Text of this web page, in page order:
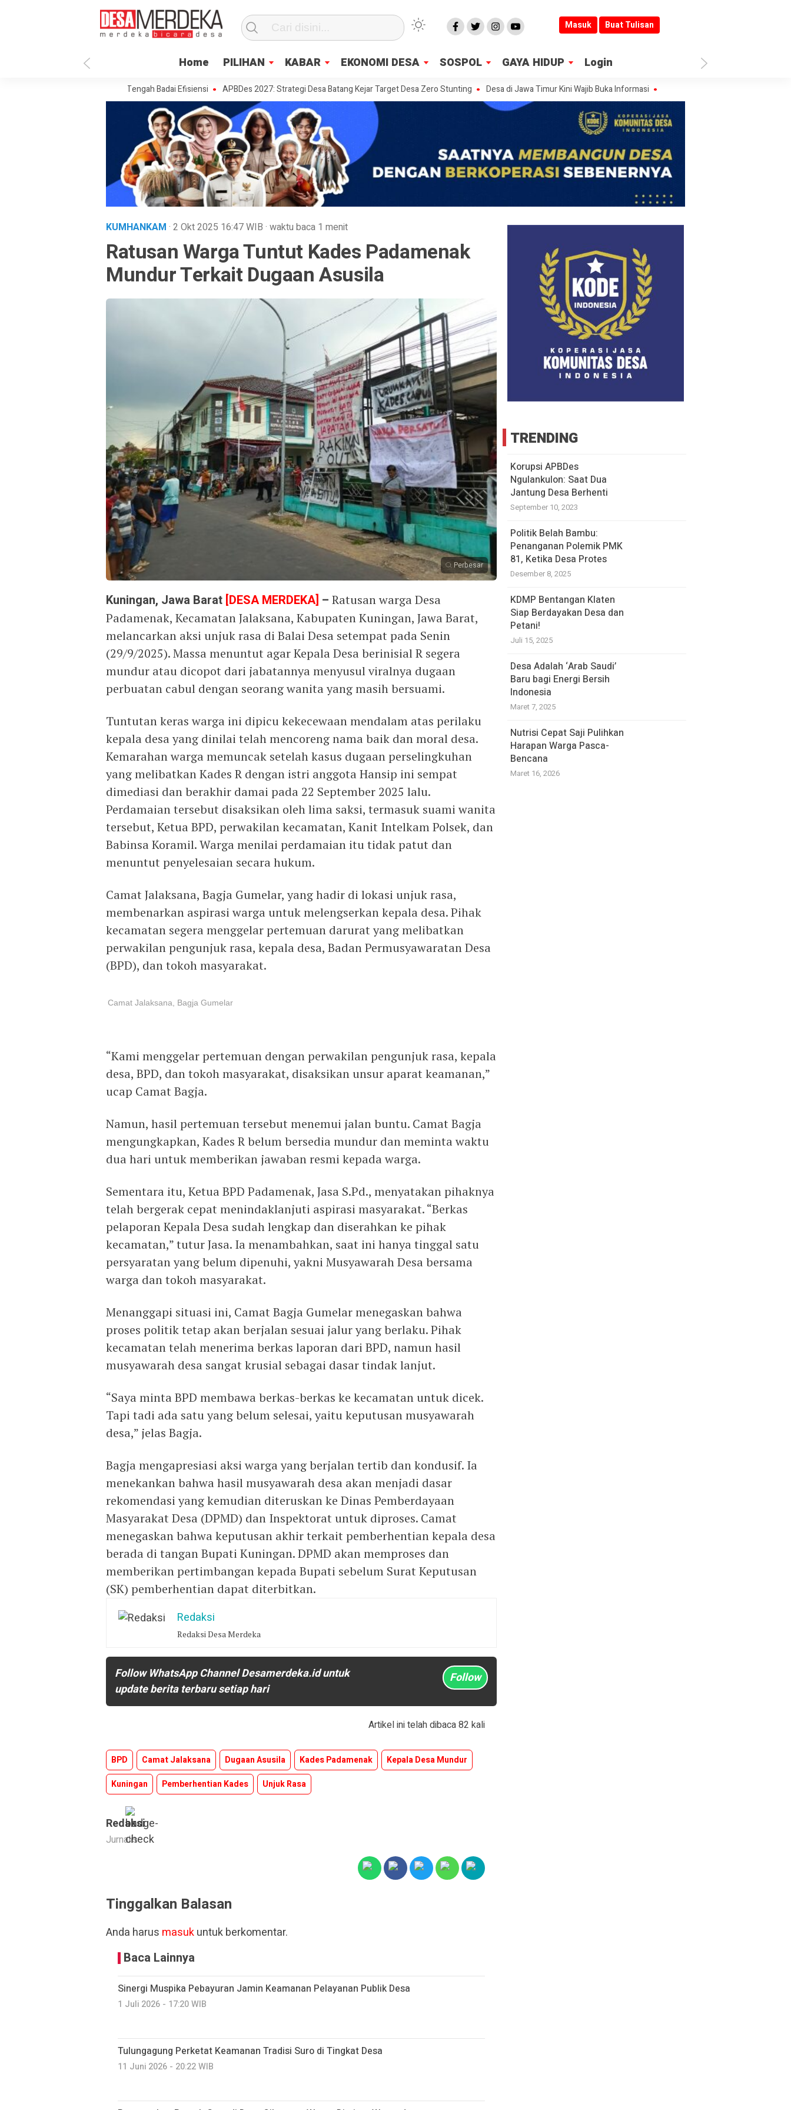
Masuk Buat Tulisan
Home PILIHAN KABAR EKONOMI DESA SOSPOL GAYA HIDUP Login
Merajut Prioritas di Tengah Badai Efisiensi APBDes 2027: Strategi Desa Batang Kejar Target Desa Zero Stunting Desa di Jawa Timur Kini Wajib Buka Informasi Jombang Jadi Kiblat Layanan Publik:
KUMHANKAM · 2 Okt 2025 16:47WIB · waktu baca 1 menit
Ratusan Warga Tuntut Kades Padamenak
Mundur Terkait Dugaan Asusila
Perbesar
Kuningan, Jawa Barat [DESA MERDEKA] – Ratusan warga Desa
Padamenak, Kecamatan Jalaksana, Kabupaten Kuningan, Jawa Barat,
melancarkan aksi unjuk rasa di Balai Desa setempat pada Senin
(29/9/2025). Massa menuntut agar Kepala Desa berinisial R segera
mundur atau dicopot dari jabatannya menyusul viralnya dugaan
perbuatan cabul dengan seorang wanita yang masih bersuami.
Tuntutan keras warga ini dipicu kekecewaan mendalam atas perilaku
kepala desa yang dinilai telah mencoreng nama baik dan moral desa.
Kemarahan warga memuncak setelah kasus dugaan perselingkuhan
yang melibatkan Kades R dengan istri anggota Hansip ini sempat
dimediasi dan berakhir damai pada 22 September 2025 lalu.
Perdamaian tersebut disaksikan oleh lima saksi, termasuk suami wanita
tersebut, Ketua BPD, perwakilan kecamatan, Kanit Intelkam Polsek, dan
Babinsa Koramil. Warga menilai perdamaian itu tidak patut dan
menuntut penyelesaian secara hukum.
Camat Jalaksana, Bagja Gumelar, yang hadir di lokasi unjuk rasa,
membenarkan aspirasi warga untuk melengserkan kepala desa. Pihak
kecamatan segera menggelar pertemuan darurat yang melibatkan
perwakilan pengunjuk rasa, kepala desa, Badan Permusyawaratan Desa
(BPD), dan tokoh masyarakat.
Camat Jalaksana, Bagja Gumelar
“Kami menggelar pertemuan dengan perwakilan pengunjuk rasa, kepala
desa, BPD, dan tokoh masyarakat, disaksikan unsur aparat keamanan,”
ucap Camat Bagja.
Namun, hasil pertemuan tersebut menemui jalan buntu. Camat Bagja
mengungkapkan, Kades R belum bersedia mundur dan meminta waktu
dua hari untuk memberikan jawaban resmi kepada warga.
Sementara itu, Ketua BPD Padamenak, Jasa S.Pd., menyatakan pihaknya
telah bergerak cepat menindaklanjuti aspirasi masyarakat. “Berkas
pelaporan Kepala Desa sudah lengkap dan diserahkan ke pihak
kecamatan,” tutur Jasa. Ia menambahkan, saat ini hanya tinggal satu
persyaratan yang belum dipenuhi, yakni Musyawarah Desa bersama
warga dan tokoh masyarakat.
Menanggapi situasi ini, Camat Bagja Gumelar menegaskan bahwa
proses politik tetap akan berjalan sesuai jalur yang berlaku. Pihak
kecamatan telah menerima berkas laporan dari BPD, namun hasil
musyawarah desa sangat krusial sebagai dasar tindak lanjut.
“Saya minta BPD membawa berkas-berkas ke kecamatan untuk dicek.
Tapi tadi ada satu yang belum selesai, yaitu keputusan musyawarah
desa,” jelas Bagja.
Bagja mengapresiasi aksi warga yang berjalan tertib dan kondusif. Ia
menekankan bahwa hasil musyawarah desa akan menjadi dasar
rekomendasi yang kemudian diteruskan ke Dinas Pemberdayaan
Masyarakat Desa (DPMD) dan Inspektorat untuk diproses. Camat
menegaskan bahwa keputusan akhir terkait pemberhentian kepala desa
berada di tangan Bupati Kuningan. DPMD akan memproses dan
memberikan pertimbangan kepada Bupati sebelum Surat Keputusan
(SK) pemberhentian dapat diterbitkan.
Redaksi
Redaksi Desa Merdeka
Follow WhatsApp Channel Desamerdeka.id untuk
update berita terbaru setiap hari
Follow
Artikel ini telah dibaca 82 kali
BPD Camat Jalaksana Dugaan Asusila Kades Padamenak
Kepala Desa Mundur
Kuningan
Pemberhentian Kades Unjuk Rasa
Redaksi
Jurnalis
Tinggalkan Balasan
Anda harus masukuntuk berkomentar.
Baca Lainnya
Sinergi Muspika Pebayuran Jamin Keamanan Pelayanan Publik Desa
1 Juli 2026 - 17:20 WIB
Tulungagung Perketat Keamanan Tradisi Suro di Tingkat Desa
11 Juni 2026 - 20:22 WIB
TRENDING
Korupsi APBDes
Ngulankulon: Saat Dua
Jantung Desa Berhenti
September 10, 2023
Politik Belah Bambu:
Penanganan Polemik PMK
81, Ketika Desa Protes
Desember 8, 2025
KDMP Bentangan Klaten
Siap Berdayakan Desa dan
Petani!
Juli 15, 2025
Desa Adalah ‘Arab Saudi’
Baru bagi Energi Bersih
Indonesia
Maret 7, 2025
Nutrisi Cepat Saji Pulihkan
Harapan Warga Pasca-
Bencana
Maret 16, 2026